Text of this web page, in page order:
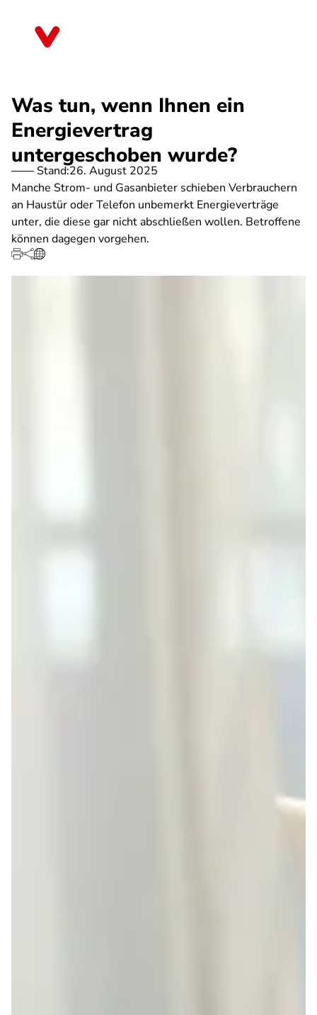
Was tun, wenn Ihnen ein
Energievertrag
untergeschoben wurde?
Stand:26. August 2025
Manche Strom- und Gasanbieter schieben Verbrauchern
an Haustür oder Telefon unbemerkt Energieverträge
unter, die diese gar nicht abschließen wollen. Betroffene
können dagegen vorgehen.